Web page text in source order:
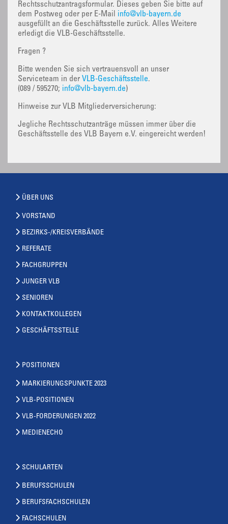
Rechtsschutzantragsformular. Dieses geben Sie bitte auf
dem Postweg oder per E-Mail info@vlb-bayern.de
ausgefüllt an die Geschäftsstelle zurück. Alles Weitere
erledigt die VLB-Geschäftsstelle.
Fragen ?
Bitte wenden Sie sich vertrauensvoll an unser
Serviceteam in der VLB-Geschäftsstelle.
(089 / 595270; info@vlb-bayern.de)
Hinweise zur VLB Mitgliederversicherung:
Jegliche Rechtsschutzanträge müssen immer über die
Geschäftsstelle des VLB Bayern e.V. eingereicht werden!
ÜBER UNS
VORSTAND
BEZIRKS-/KREISVERBÄNDE
REFERATE
FACHGRUPPEN
JUNGER VLB
SENIOREN
KONTAKTKOLLEGEN
GESCHÄFTSSTELLE
POSITIONEN
MARKIERUNGSPUNKTE 2023
VLB-POSITIONEN
VLB-FORDERUNGEN 2022
MEDIENECHO
SCHULARTEN
BERUFSSCHULEN
BERUFSFACHSCHULEN
FACHSCHULEN